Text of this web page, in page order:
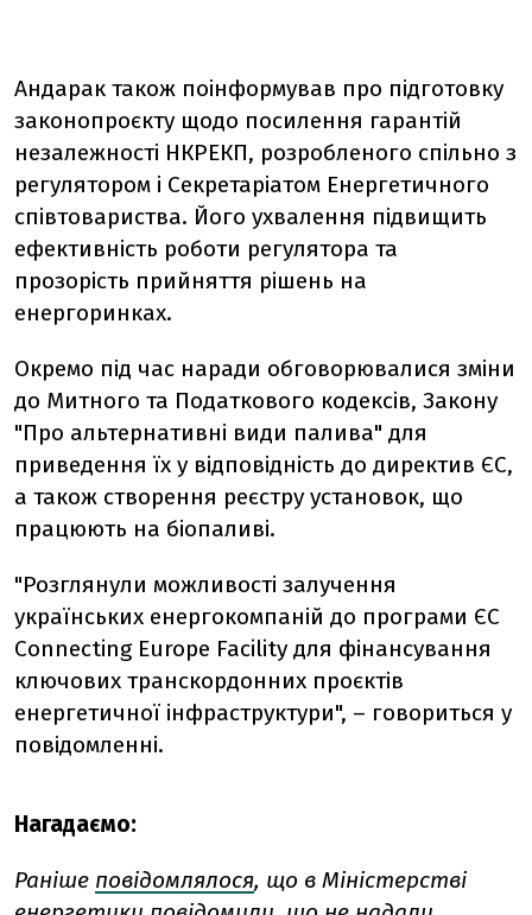
Андарак також поінформував про підготовку
законопроєкту щодо посилення гарантій
незалежності НКРЕКП, розробленого спільно з
регулятором і Секретаріатом Енергетичного
співтовариства. Його ухвалення підвищить
ефективність роботи регулятора та
прозорість прийняття рішень на
енергоринках.
Окремо під час наради обговорювалися зміни
до Митного та Податкового кодексів, Закону
"Про альтернативні види палива" для
приведення їх у відповідність до директив ЄС,
а також створення реєстру установок, що
працюють на біопаливі.
"Розглянули можливості залучення
українських енергокомпаній до програми ЄС
Connecting Europe Facility для фінансування
ключових транскордонних проєктів
енергетичної інфраструктури", – говориться у
повідомленні.
Нагадаємо:
Раніше повідомлялося, що в Міністерстві